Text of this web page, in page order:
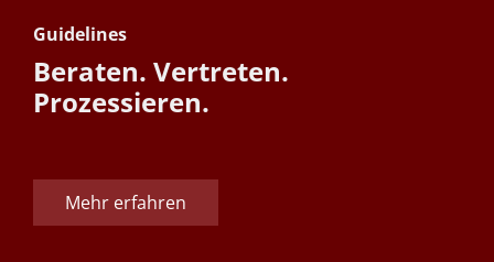
Guidelines
Beraten. Vertreten.
Prozessieren.
Mehr erfahren